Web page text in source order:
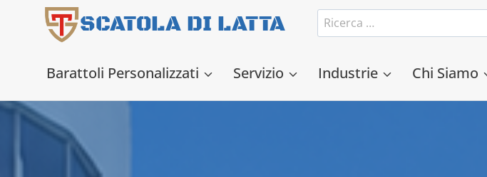
contenuto
SCATOLA DI LATTA Cercare:
Barattoli Personalizzati Servizio Industrie Chi Siamo